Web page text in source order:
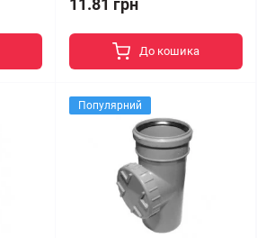
11.81 грн
До кошика
Популярний